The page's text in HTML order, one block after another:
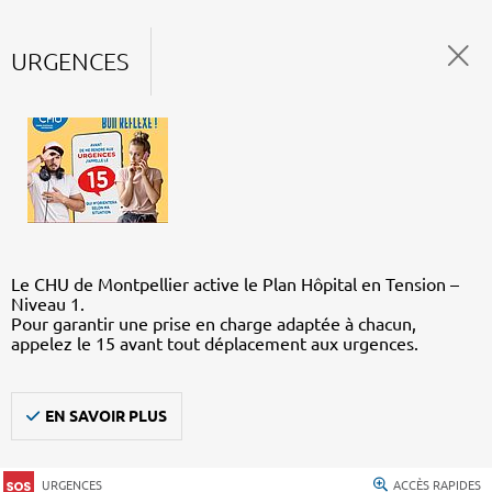
URGENCES
Le CHU de Montpellier active le Plan Hôpital en Tension –
Niveau 1.
Pour garantir une prise en charge adaptée à chacun,
appelez le 15 avant tout déplacement aux urgences.
EN SAVOIR PLUS
URGENCES ACCÈS RAPIDES